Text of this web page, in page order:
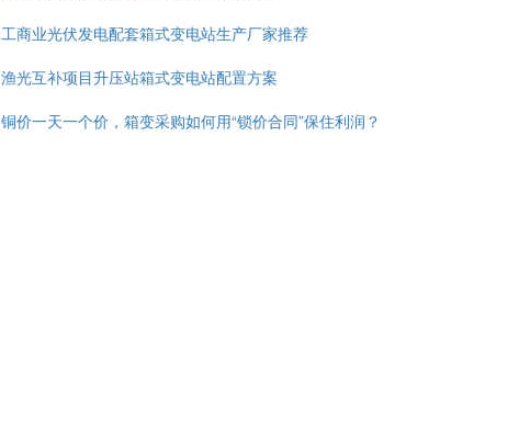
工商业光伏发电配套箱式变电站生产厂家推荐
渔光互补项目升压站箱式变电站配置方案
铜价一天一个价，箱变采购如何用“锁价合同”保住利润？